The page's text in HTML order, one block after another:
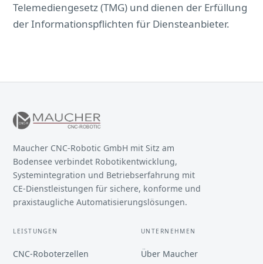
Telemediengesetz (TMG) und dienen der Erfüllung
der Informationspflichten für Diensteanbieter.
Maucher CNC-Robotic GmbH mit Sitz am
Bodensee verbindet Robotikentwicklung,
Systemintegration und Betriebserfahrung mit
CE-Dienstleistungen für sichere, konforme und
praxistaugliche Automatisierungslösungen.
LEISTUNGEN
CNC-Roboterzellen
UNTERNEHMEN
Über Maucher